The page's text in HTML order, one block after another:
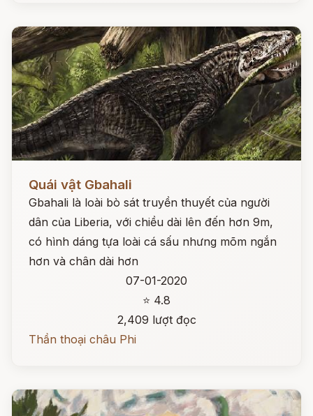
Quái vật Gbahali
Gbahali là loài bò sát truyền thuyết của người
dân của Liberia, với chiều dài lên đến hơn 9m,
có hình dáng tựa loài cá sấu nhưng mõm ngắn
hơn và chân dài hơn
07-01-2020
⭐ 4.8
2,409 lượt đọc
Thần thoại châu Phi